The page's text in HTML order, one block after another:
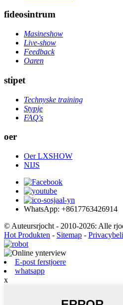
fideosintrum
Masineshow
Live-show
Feedback
Oaren
stipet
Technyske training
Stypje
FAQ's
oer
Oer LXSHOW
NIJS
WhatsApp: +8617763426914
© Auteursrjocht - 2010-2026: Alle
Hot Produkten - Sitemap -
E-post ferstjoere
whatsapp
x